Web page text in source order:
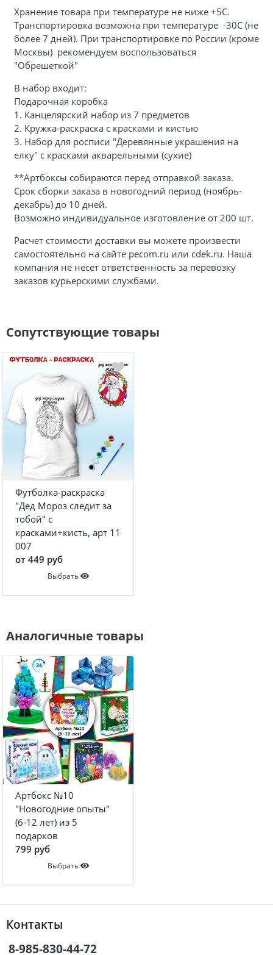
Хранение товара при температуре не ниже +5С.
Транспортировка возможна при температуре -30С (не
более 7 дней). При транспортировке по России (кроме
Москвы) рекомендуем воспользоваться
"Обрешеткой"
В набор входит:
Подарочная коробка
1. Канцелярский набор из 7 предметов
2. Кружка-раскраска с красками и кистью
3. Набор для росписи "Деревянные украшения на
елку" с красками акварельными (сухие)
**Артбоксы собираются перед отправкой заказа.
Срок сборки заказа в новогодний период (ноябрь-
декабрь) до 10 дней.
Возможно индивидуальное изготовление от 200 шт.
Расчет стоимости доставки вы можете произвести
самостоятельно на сайте pecom.ru или cdek.ru. Наша
компания не несет ответственность за перевозку
заказов курьерскими службами.
Сопутствующие товары
Футболка-раскраска
"Дед Мороз следит за
тобой" с
красками+кисть, арт 11
007
от 449 руб
Выбрать
Аналогичные товары
Артбокс №10
"Новогодние опыты"
(6-12 лет) из 5
подарков
799 руб
Выбрать
Контакты
8-985-830-44-72